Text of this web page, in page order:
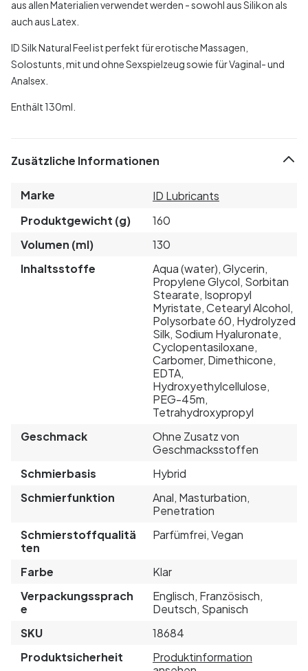
aus allen Materialien verwendet werden - sowohl aus Silikon als
auch aus Latex.
ID Silk Natural Feel ist perfekt für erotische Massagen,
Solostunts, mit und ohne Sexspielzeug sowie für Vaginal- und
Analsex.
Enthält 130ml.
Zusätzliche Informationen
Marke
ID Lubricants
Produktgewicht (g)
160
Volumen (ml)
130
Inhaltsstoffe
Aqua (water), Glycerin,
Propylene Glycol, Sorbitan
Stearate, Isopropyl
Myristate, Cetearyl Alcohol,
Polysorbate 60, Hydrolyzed
Silk, Sodium Hyaluronate,
Cyclopentasiloxane,
Carbomer, Dimethicone,
EDTA,
Hydroxyethylcellulose,
PEG-45m,
Tetrahydroxypropyl
Geschmack
Ohne Zusatz von
Geschmacksstoffen
Schmierbasis
Hybrid
Schmierfunktion
Anal, Masturbation,
Penetration
Schmierstoffqualitä
ten
Parfümfrei, Vegan
Farbe
Klar
Verpackungssprach
e
Englisch, Französisch,
Deutsch, Spanisch
SKU
18684
Produktsicherheit
Produktinformation